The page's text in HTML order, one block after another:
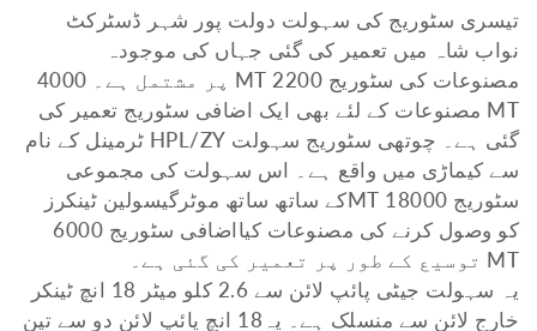
تیسری سٹوریج کی سہولت دولت پور شہر ڈسٹرکٹ
نواب شاہ میں تعمیر کی گئی جہاں کی موجودہ
مصنوعات کی سٹوریج 2200 MT پر مشتمل ہے۔ 4000
MT مصنوعات کے لئے بھی ایک اضافی سٹوریج تعمیر کی
گئی ہے۔ چوتھی سٹوریج سہولت HPL/ZY ٹرمینل کے نام
سے کیماڑی میں واقع ہے۔ اس سہولت کی مجموعی
سٹوریج 18000 MTکے ساتھ ساتھ موٹرگیسولین ٹینکرز
کو وصول کرنے کی مصنوعات کیااضافی سٹوریج 6000
MT توسیع کے طور پر تعمیر کی گئی ہے۔
یہ سہولت جیٹی پائپ لائن سے 2.6 کلو میٹر 18 انچ ٹینکر
خارج لائن سے منسلک ہے۔ یہ18 انچ پائپ لائن دو سے تین